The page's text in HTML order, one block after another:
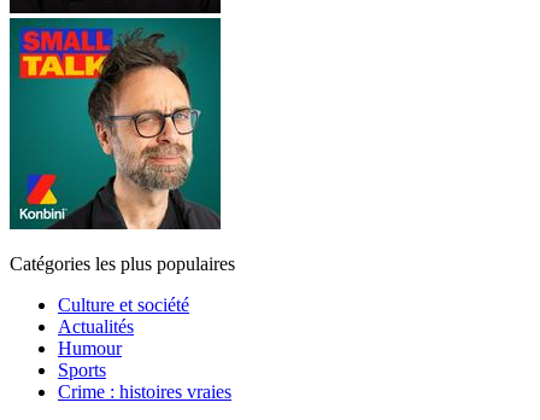
Catégories les plus populaires
Culture et société
Actualités
Humour
Sports
Crime : histoires vraies